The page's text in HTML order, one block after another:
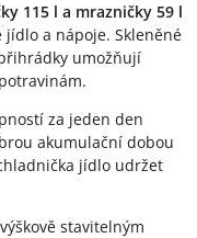
115 l a mrazničky 59 l
a nápoje. Skleněné
umožňují
za jeden den
akumulační dobou
jídlo udržet
stavitelným